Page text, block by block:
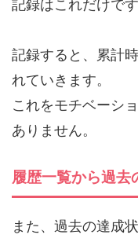
記録はこれだけです
記録すると、累計
れていきます。
これをモチベーシ
ありません。
履歴一覧から過去
また、過去の達成